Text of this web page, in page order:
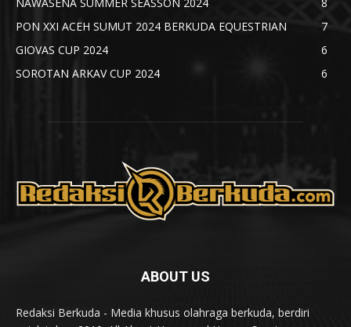
PON XXI ACEH SUMUT 2024 BERKUDA EQUESTRIAN
7
GIOVAS CUP 2024
6
SOROTAN ARKAV CUP 2024
6
ABOUT US
Redaksi Berkuda - Media khusus olahraga berkuda, berdiri